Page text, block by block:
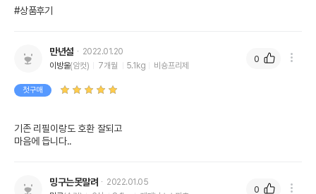
#상품후기
만년설
2022.01.20
이방울(암컷) 7개월 5.1kg 비숑프리제
첫구매
기존 리필이랑도 호환 잘되고
마음에 듭니다..
0
밍구는못말려
2022.01.05
0